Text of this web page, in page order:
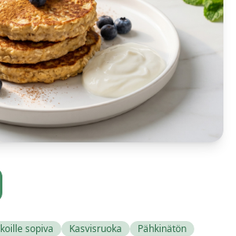
sopiva Kasvisruoka
Pähkinätön